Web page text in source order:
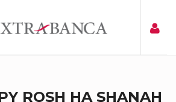
ROSH HA SHANAH